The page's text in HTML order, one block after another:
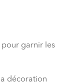
pour garnir les
décoration